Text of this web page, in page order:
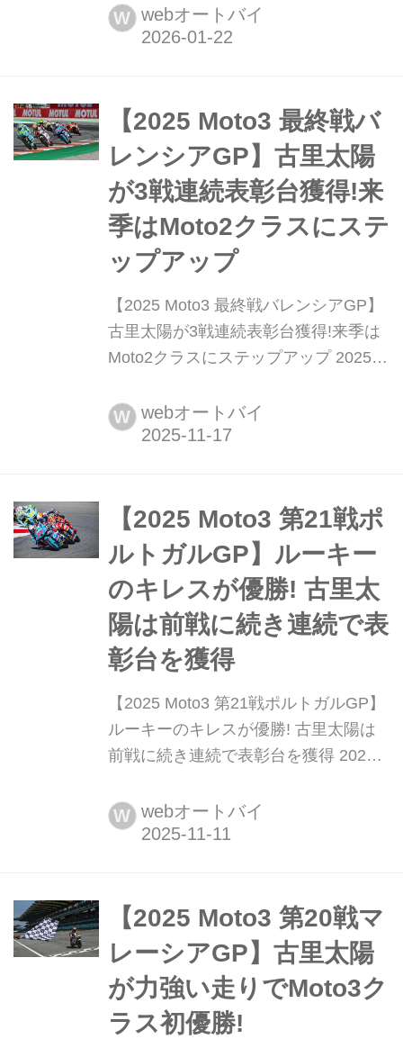
ブリラムサーキットで幕を開けます
が、今年も日テレジータスで全戦生中
前に特番を放送予定! 今回はその収録
の模様をお届けします!写真・文:中村
浩史
W webオートバイ
【2025 Moto3 最終戦バ
レンシアGP】古里太陽
が3戦連続表彰台獲得!来
季はMoto2クラスにステ
ップアップ
【2025 Moto3 最終戦バレンシアGP】
古里太陽が3戦連続表彰台獲得!来季は
Moto2クラスにステップアップ 2025年
ド・トルモ・サーキットにてMotoGP
第22戦バレンシアGPが行われた。
W webオートバイ
【2025 Moto3 第21戦ポ
ルトガルGP】ルーキー
のキレスが優勝! 古里太
陽は前戦に続き連続で表
彰台を獲得
【2025 Moto3 第21戦ポルトガルGP】
ルーキーのキレスが優勝! 古里太陽は
前戦に続き連続で表彰台を獲得 2025
ドロモ・インテルナシオナル・ド・ア
ルガルヴェにてMotoGP第21戦ポルト
W webオートバイ
【2025 Moto3 第20戦マ
レーシアGP】古里太陽
が力強い走りでMoto3ク
ラス初優勝!